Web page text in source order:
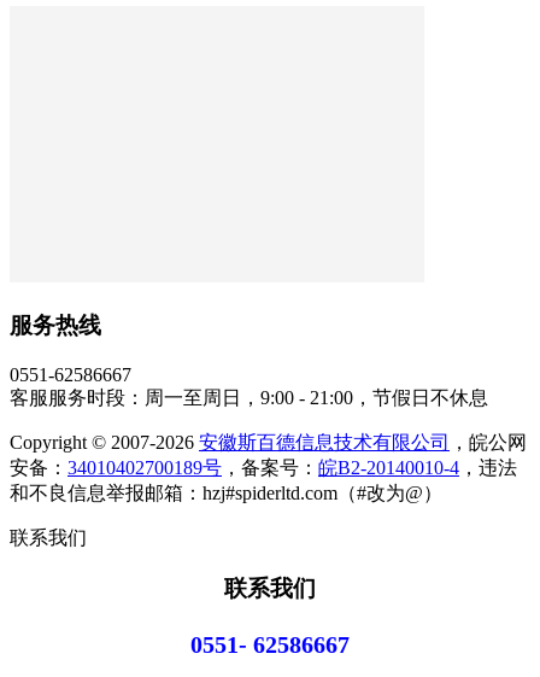
服务热线
0551-62586667
客服服务时段：周一至周日，9:00 - 21:00，节假日不休息
Copyright © 2007-2026 安徽斯百德信息技术有限公司
，皖公网
安备： 34010402700189号 ，备案号： 皖B2-20140010-4 ，违法
和不良信息举报邮箱：hzj#spiderltd.com（#改为@）
联系我们
联系我们
0551- 62586667